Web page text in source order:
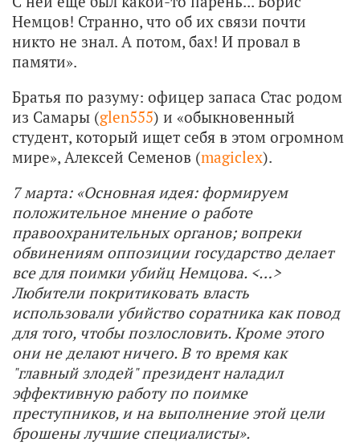
Немцов! Странно, что об их связи почти
никто не знал. А потом, бах! И провал в
памяти».
Братья по разуму: офицер запаса Стас родом
из Самары (glen555) и «обыкновенный
студент, который ищет себя в этом огромном
мире», Алексей Семенов (magiclex).
7 марта: «Основная идея: формируем
положительное мнение о работе
правоохранительных органов; вопреки
обвинениям оппозиции государство делает
все для поимки убийц Немцова. <…>
Любители покритиковать власть
использовали убийство соратника как повод
для того, чтобы позлословить. Кроме этого
они не делают ничего. В то время как
"главный злодей" президент наладил
эффективную работу по поимке
преступников, и на выполнение этой цели
брошены лучшие специалисты».